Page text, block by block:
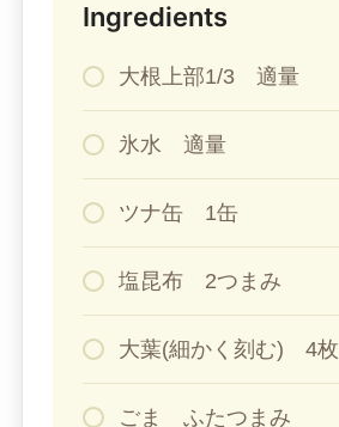
Ingredients
大根上部1/3 適量
氷水 適量
ツナ缶 1缶
塩昆布 2つまみ
大葉(細かく刻む) 4枚
ごま ふたつまみ